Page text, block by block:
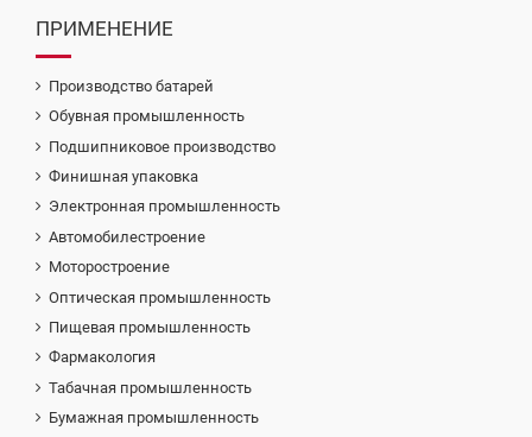
ПРИМЕНЕНИЕ
Производство батарей
Обувная промышленность
Подшипниковое производство
Финишная упаковка
Электронная промышленность
Автомобилестроение
Моторостроение
Оптическая промышленность
Пищевая промышленность
Фармакология
Табачная промышленность
Бумажная промышленность